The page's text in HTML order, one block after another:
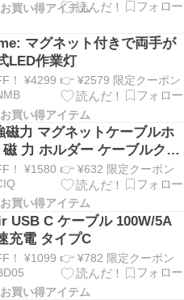
買い得アイテム
マグネット付きで両手が
LED作業灯
！ ¥4299 👉 ¥2579 限定クーポン
買い得アイテム
磁力 マグネットケーブルホ
力 ホルダー ケーブルクリ
管理システム 落下 紛失 防
！ ¥1580 👉 ¥632 限定クーポン
買い得アイテム
USB C ケーブル 100W/5A
充電 タイプC
！ ¥1099 👉 ¥782 限定クーポン
買い得アイテム